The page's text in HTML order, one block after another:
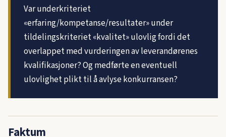
Var underkriteriet
«erfaring/kompetanse/resultater» under
tildelingskriteriet «kvalitet» ulovlig fordi det
overlappet med vurderingen av leverandørenes
kvalifikasjoner? Og medførte en eventuell
ulovlighet plikt til å avlyse konkurransen?
Faktum